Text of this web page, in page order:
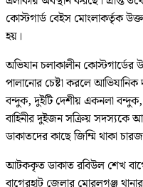
কোস্টগার্ড বেইস মোংলাকর্তৃক
হয়।
অভিযান চলাকালীন কোস্টগার্ডের
পালানোর চেষ্টা করলে
বন্দুক, দুইটি দেশীয় একনলা
বাহিনীর দুইজন সক্রিয়
ডাকাতদের কাছে জিম্মি থাকা
আটককৃত ডাকাত রবিউল শেখ